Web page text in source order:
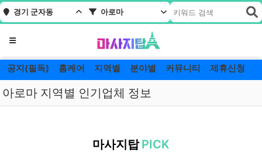
경기 군자동 아로마
메뉴
공지(필독) 홈케어 지역별 분야별 커뮤니티 제휴신청
아로마 지역별 인기업체 정보
마사지탑 PICK